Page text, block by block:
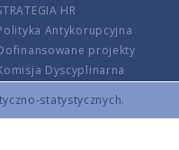
statystycznych.
HR
Antykorupcyjna
projekty
Dyscyplinarna
Wnoszenie opłat